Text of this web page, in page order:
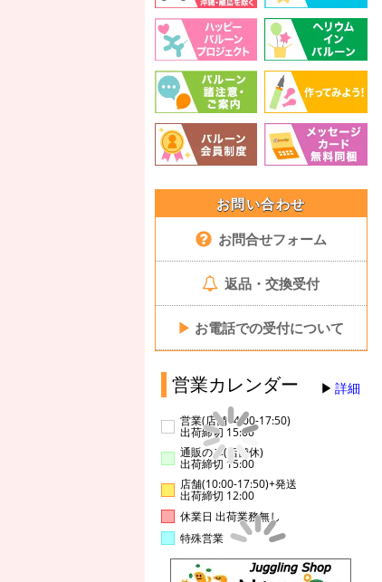
お問い合わせ
お問合せフォーム
返品・交換受付
▶ お電話での受付について
営業カレンダー 詳細
営業(店舗14:00-17:50)
出荷締切 15:00
通販のみ(店舗休)
出荷締切 15:00
店舗(10:00-17:50)+発送
出荷締切 12:00
休業日 出荷業務無し
特殊営業